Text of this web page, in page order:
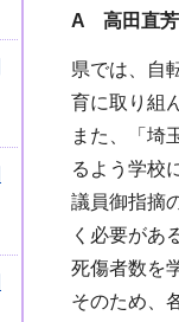
A 高田直
県では、自
育に取り組
また、「埼
るよう学校
議員御指摘
く必要があ
死傷者数を
そのため、